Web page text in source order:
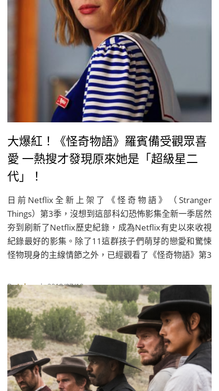
大爆紅！《怪奇物語》羅賓備受觀眾喜
愛 一熱搜才發現原來她是「超級星二
代」！
日前Netflix全新上架了《怪奇物語》（Stranger
Things）第3季，沒想到這部科幻恐怖影集全新一季居然
夯到刷新了Netflix歷史紀錄，成為Netflix有史以來收視
紀錄最好的影集。除了11這群孩子們萌芽的戀愛和驚悚
怪物現身的主線情節之外，已經觀看了《怪奇物語》第3
羅賓（Robin）！
ByJuksy| 2019/07/18